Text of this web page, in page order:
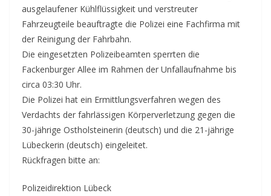
ausgelaufener Kühlflüssigkeit und verstreuter
Fahrzeugteile beauftragte die Polizei eine Fachfirma mit
der Reinigung der Fahrbahn.
Die eingesetzten Polizeibeamten sperrten die
Fackenburger Allee im Rahmen der Unfallaufnahme bis
circa 03:30 Uhr.
Die Polizei hat ein Ermittlungsverfahren wegen des
Verdachts der fahrlässigen Körperverletzung gegen die
30-jährige Ostholsteinerin (deutsch) und die 21-jährige
Lübeckerin (deutsch) eingeleitet.
Rückfragen bitte an:
Polizeidirektion Lübeck